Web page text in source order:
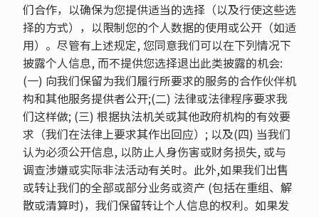
们合作，以确保为您提供适当的选择（以及行使这些选
择的方式），以限制您的个人数据的使用或公开（如适
用）。尽管有上述规定, 您同意我们可以在下列情况下
披露个人信息, 而不提供您选择退出此类披露的机会:
(一) 向我们保留为我们履行所要求的服务的合作伙伴机
构和其他服务提供者公开;(二) 法律或法律程序要求我
们这样做; (三) 根据执法机关或其他政府机构的有效要
求（我们在法律上要求其作出回应）; 以及(四) 当我们
认为必须公开信息, 以防止人身伤害或财务损失, 或与
调查涉嫌或实际非法活动有关时。此外,如果我们出售
或转让我们的全部或部分业务或资产 (包括在重组、解
散或清算时)，我们保留转让个人信息的权利。如果发